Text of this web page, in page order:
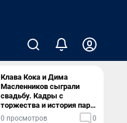
Клава Кока и Дима
Масленников сыграли
свадьбу. Кадры с
торжества и история пары
— в видео
0 просмотров 0